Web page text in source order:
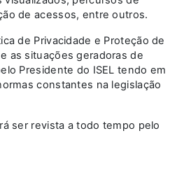
de acessos, entre outros.
de Privacidade e Proteção de
as situações geradoras de
Presidente do ISEL tendo em
constantes na legislação
ser revista a todo tempo pelo